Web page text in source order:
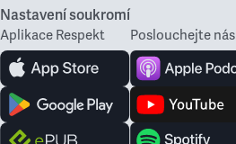
Nastavení soukromí
Aplikace Respekt Poslouchejte nás